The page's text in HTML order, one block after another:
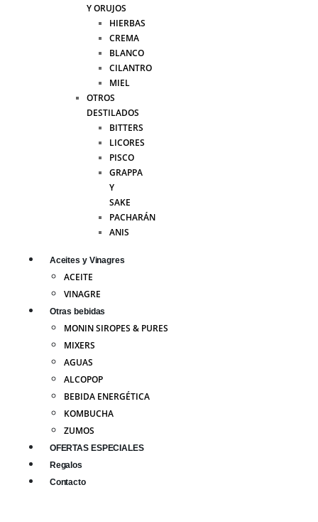
Y ORUJOS
HIERBAS
CREMA
BLANCO
CILANTRO
MIEL
OTROS
DESTILADOS
BITTERS
LICORES
PISCO
GRAPPA
Y
SAKE
PACHARÁN
ANIS
Aceites y Vinagres
ACEITE
VINAGRE
Otras bebidas
MONIN SIROPES & PURES
MIXERS
AGUAS
ALCOPOP
BEBIDA ENERGÉTICA
KOMBUCHA
ZUMOS
OFERTAS ESPECIALES
Regalos
Contacto